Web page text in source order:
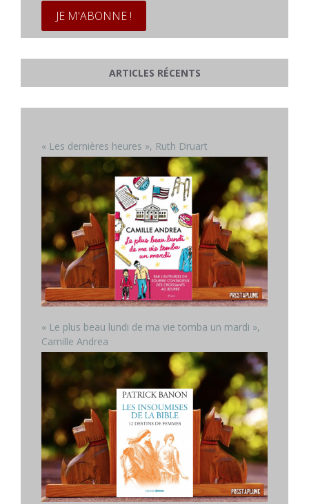
ARTICLES RÉCENTS
« Les dernières heures », Ruth Druart
« Le plus beau lundi de ma vie tomba un mardi »,
Camille Andrea